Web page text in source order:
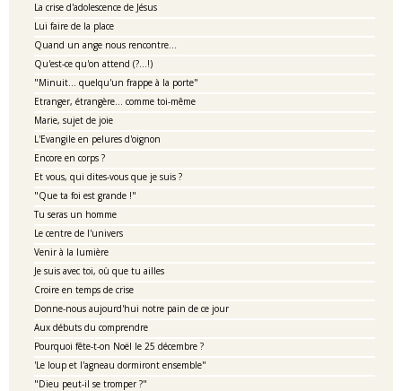
La crise d'adolescence de Jésus
Lui faire de la place
Quand un ange nous rencontre...
Qu'est-ce qu'on attend (?...!)
"Minuit... quelqu'un frappe à la porte"
Etranger, étrangère... comme toi-même
Marie, sujet de joie
L'Evangile en pelures d'oignon
Encore en corps ?
Et vous, qui dites-vous que je suis ?
"Que ta foi est grande !"
Tu seras un homme
Le centre de l'univers
Venir à la lumière
Je suis avec toi, où que tu ailles
Croire en temps de crise
Donne-nous aujourd'hui notre pain de ce jour
Aux débuts du comprendre
Pourquoi fête-t-on Noël le 25 décembre ?
'Le loup et l'agneau dormiront ensemble"
"Dieu peut-il se tromper ?"